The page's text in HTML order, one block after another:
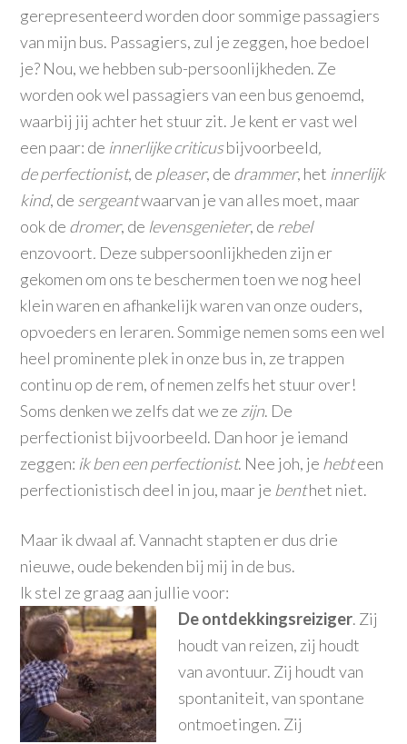
gerepresenteerd worden door sommige passagiers
van mijn bus. Passagiers, zul je zeggen, hoe bedoel
je? Nou, we hebben sub-persoonlijkheden. Ze
worden ook wel passagiers van een bus genoemd,
waarbij jij achter het stuur zit. Je kent er vast wel
een paar: de innerlijke criticusbijvoorbeeld,
deperfectionist, de pleaser, de drammer, het innerlijk
kind, de sergeantwaarvan je van alles moet, maar
ook de dromer, de levensgenieter, de rebel
enzovoort. Deze subpersoonlijkheden zijn er
gekomen om ons te beschermen toen we nog heel
klein waren en afhankelijk waren van onze ouders,
opvoeders en leraren. Sommige nemen soms een wel
heel prominente plek in onze bus in, ze trappen
continu op de rem, of nemen zelfs het stuur over!
Soms denken we zelfs dat we ze zijn. De
perfectionist bijvoorbeeld. Dan hoor je iemand
zeggen: ik ben een perfectionist. Nee joh, je hebteen
perfectionistisch deel in jou, maar je benthet niet.
Maar ik dwaal af. Vannacht stapten er dus drie
nieuwe, oude bekenden bij mij in de bus.
Ik stel ze graag aan jullie voor:
De ontdekkingsreiziger. Zij
houdt van reizen, zij houdt
van avontuur. Zij houdt van
spontaniteit, van spontane
ontmoetingen. Zij